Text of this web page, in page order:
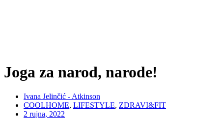
Joga za narod, narode!
Ivana Jelinčić - Atkinson
COOLHOME, LIFESTYLE, ZDRAVI&FIT
2 rujna, 2022